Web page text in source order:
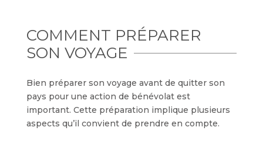
COMMENT PRÉPARER
SON VOYAGE
Bien préparer son voyage avant de quitter son
pays pour une action de bénévolat est
important. Cette préparation implique plusieurs
aspects qu’il convient de prendre en compte.